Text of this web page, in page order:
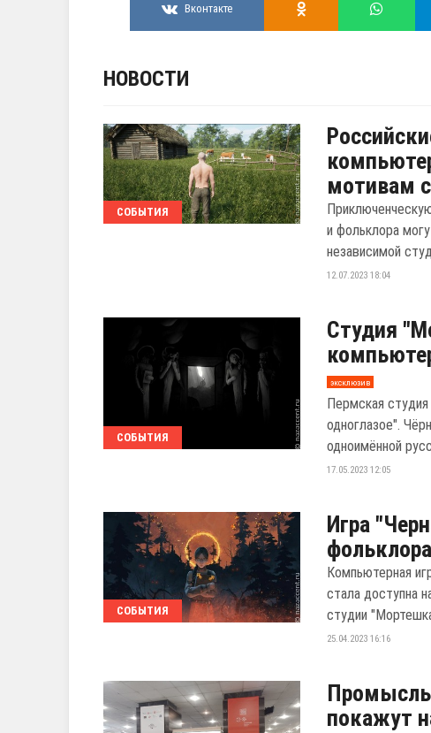
Вконтакте
НОВОСТИ
СОБЫТИЯ
мотивам
и фольклора
независимой
12.07.2023 18:04
СОБЫТИЯ
Студия
эксклюзив
Пермская
одноглазое".
одноимённой
17.05.2023 12:05
СОБЫТИЯ
Игра
Компьютерная
стала доступна
студии
25.04.2023 16:16
покажут